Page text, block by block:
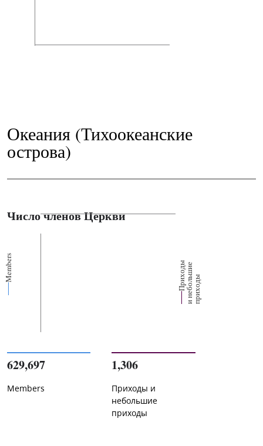
Океания (Тихоокеанские
острова)
Число членов Церкви
Members П
р
их
о
д
ы
и
н
е
б
о
ль
ш
ие
п
р
и
х
о
ды
629,697
Members
1,306
Приходы и
небольшие
приходы